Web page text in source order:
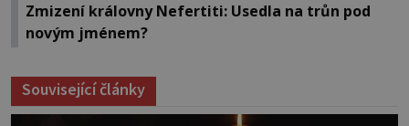
Zmizení královny Nefertiti: Usedla na trůn pod
novým jménem?
Související články